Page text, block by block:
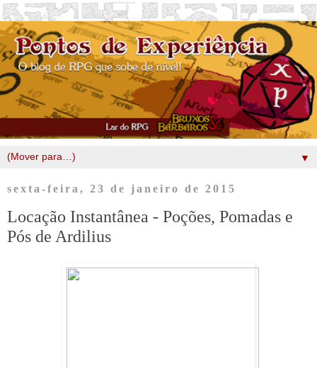
▼
sexta-feira, 23 de janeiro de 2015
Locação Instantânea - Poções, Pomadas e
Pós de Ardilius